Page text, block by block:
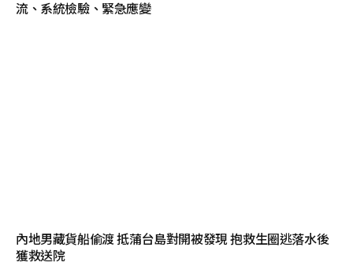
流、系統檢驗、緊急應變
內地男藏貨船偷渡 抵蒲台島對開被發現 抱救生圈逃落水後
獲救送院